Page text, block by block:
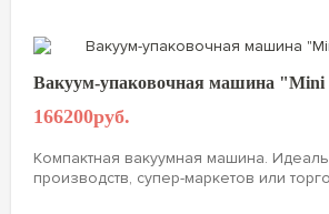
Вакуум-упаковочная машина "Mini
166200руб.
Компактная вакуумная машина.
производств, супер-маркетов или